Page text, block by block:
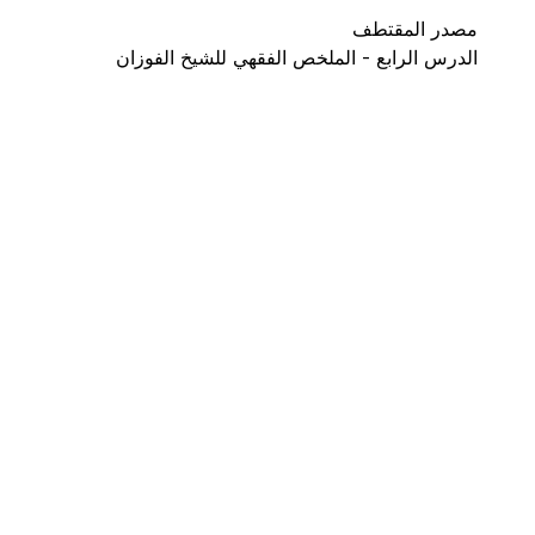
مصدر المقتطف
الدرس الرابع - الملخص الفقهي للشيخ الفوزان